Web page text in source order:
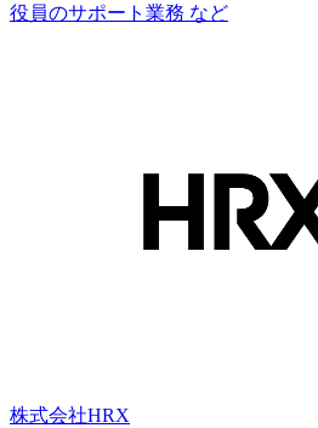
役員のサポート業務 など
株式会社HRX